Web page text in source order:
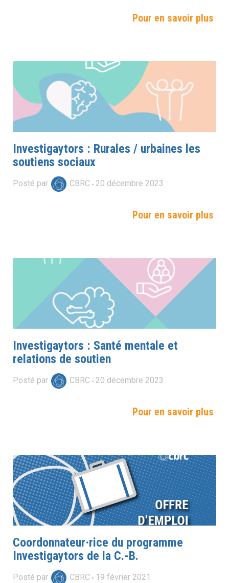
Pour en savoir plus
Investigaytors : Rurales / urbaines les
soutiens sociaux
Posté par CBRC 20 décembre 2023
Pour en savoir plus
Investigaytors : Santé mentale et
relations de soutien
Posté par CBRC 20 décembre 2023
Pour en savoir plus
Coordonnateur·rice du programme
Investigaytors de la C.-B.
Posté par CBRC 19 février 2021